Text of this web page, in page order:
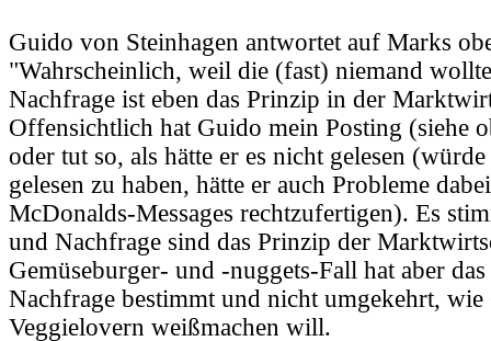
Guido von Steinhagen antwortet auf Marks
"Wahrscheinlich, weil die (fast) niemand
Nachfrage ist eben das Prinzip in der
Offensichtlich hat Guido mein Posting (siehe
oder tut so, als hätte er es nicht gelesen
gelesen zu haben, hätte er auch Probleme
McDonalds-Messages rechtzufertigen). Es
und Nachfrage sind das Prinzip der
Gemüseburger- und -nuggets-Fall hat aber
Nachfrage bestimmt und nicht umgekehrt,
Veggielovern weißmachen will.